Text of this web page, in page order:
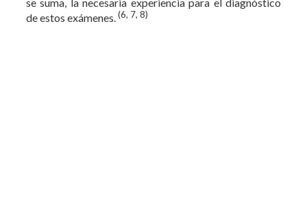
de estos exámenes.(6, 7, 8)